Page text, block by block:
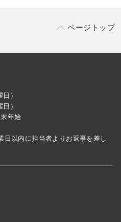
ページトップ
）
）
年始
以内に担当者よりお返事を差し